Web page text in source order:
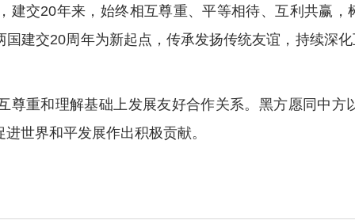
交20年来，始终相互尊重、平等相待、互利共赢，
建交20周年为新起点，传承发扬传统友谊，持续深
重和理解基础上发展友好合作关系。黑方愿同中方
世界和平发展作出积极贡献。